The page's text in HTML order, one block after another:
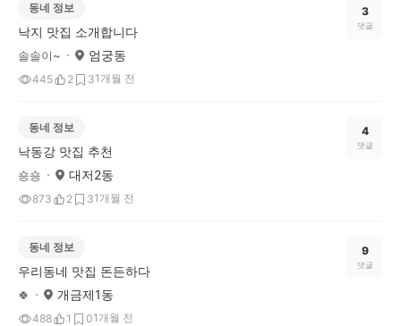
동네 정보
낙지 맛집 소개합니다
솔솔이~ 엄궁동
445 2 31개월 전
3
댓글
동네 정보
낙동강 맛집 추천
숑숑 대저2동
873 2 31개월 전
4
댓글
동네 정보
우리동네 맛집 돈든하다
🍀 개금제1동
488 1 01개월 전
9
댓글